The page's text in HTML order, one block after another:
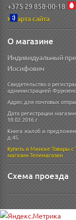
+375 29 858-00-18
Карта сайта
О магазине
Индивидуальный
Иосифович
Свидетельство о
администрацией
Адрес для почтовых
Дата регистрации
18.02.2016 г
Книга жалоб и
д.45.
Купить в МинскеТовары с
магазинТелемагазин
Схема проезда